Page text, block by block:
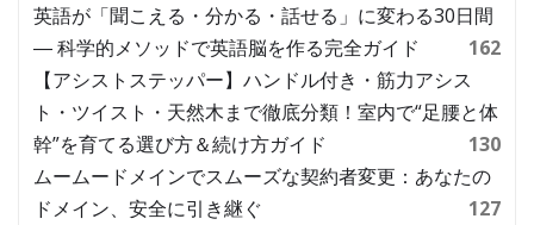
英語が「聞こえる・分かる・話せる」に変わる30日間
― 科学的メソッドで英語脳を作る完全ガイド
162
【アシストステッパー】ハンドル付き・筋力アシス
ト・ツイスト・天然木まで徹底分類！室内で“足腰と体
幹”を育てる選び方＆続け方ガイド
130
ムームードメインでスムーズな契約者変更：あなたの
ドメイン、安全に引き継ぐ
127